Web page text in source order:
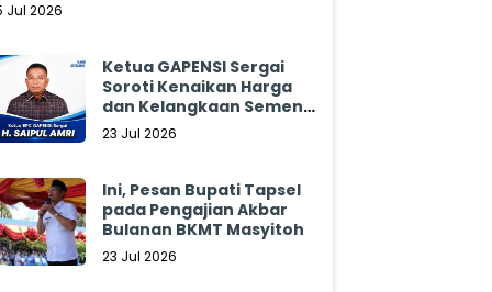
Jul 2026
Ketua GAPENSI Sergai
Soroti Kenaikan Harga
dan Kelangkaan Semen,
Minta Pemerintah
23 Jul 2026
Ini, Pesan Bupati Tapsel
pada Pengajian Akbar
Bulanan BKMT Masyitoh
23 Jul 2026